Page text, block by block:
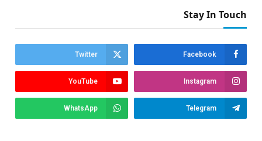
Stay In Touch
Facebook
Twitter
Instagram
YouTube
Telegram
WhatsApp